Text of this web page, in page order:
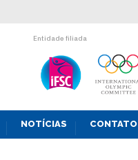
Entidade filiada
NOTÍCIAS CONTATO